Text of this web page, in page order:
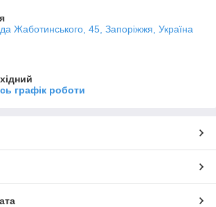
Жаботинського, 45, Запоріжжя, Україна
графік роботи